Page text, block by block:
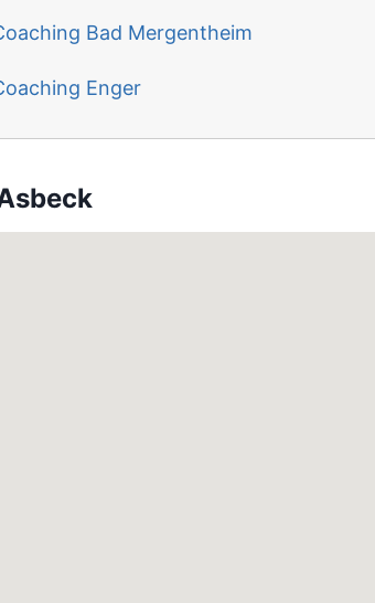
Bad Mergentheim
Enger